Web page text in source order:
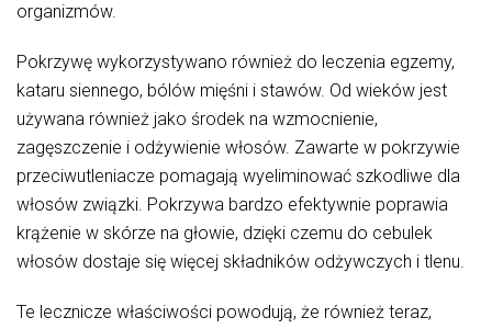
organizmów.
Pokrzywę wykorzystywano również do leczenia egzemy,
kataru siennego, bólów mięśni i stawów. Od wieków jest
używana również jako środek na wzmocnienie,
zagęszczenie i odżywienie włosów. Zawarte w pokrzywie
przeciwutleniacze pomagają wyeliminować szkodliwe dla
włosów związki. Pokrzywa bardzo efektywnie poprawia
krążenie w skórze na głowie, dzięki czemu do cebulek
włosów dostaje się więcej składników odżywczych i tlenu.
Te lecznicze właściwości powodują, że również teraz,